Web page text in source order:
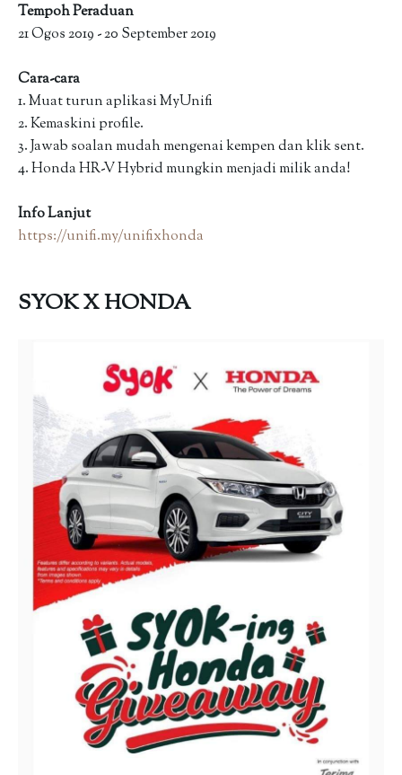
Tempoh Peraduan
21 Ogos 2019 - 20 September 2019
Cara-cara
1. Muat turun aplikasi MyUnifi
2. Kemaskini profile.
3. Jawab soalan mudah mengenai kempen dan klik sent.
4. Honda HR-V Hybrid mungkin menjadi milik anda!
Info Lanjut
https://unifi.my/unifixhonda
SYOK X HONDA